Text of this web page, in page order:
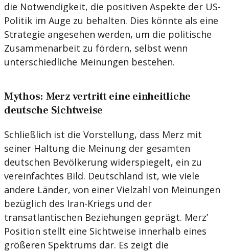
die Notwendigkeit, die positiven Aspekte der US-
Politik im Auge zu behalten. Dies könnte als eine
Strategie angesehen werden, um die politische
Zusammenarbeit zu fördern, selbst wenn
unterschiedliche Meinungen bestehen.
Mythos: Merz vertritt eine einheitliche
deutsche Sichtweise
Schließlich ist die Vorstellung, dass Merz mit
seiner Haltung die Meinung der gesamten
deutschen Bevölkerung widerspiegelt, ein zu
vereinfachtes Bild. Deutschland ist, wie viele
andere Länder, von einer Vielzahl von Meinungen
bezüglich des Iran-Kriegs und der
transatlantischen Beziehungen geprägt. Merz’
Position stellt eine Sichtweise innerhalb eines
größeren Spektrums dar. Es zeigt die